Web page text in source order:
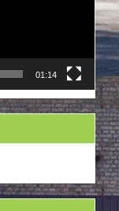
01:14